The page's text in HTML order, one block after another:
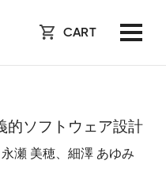
CART
ソフトウェア設計
瀬 美穂、細澤 あゆみ